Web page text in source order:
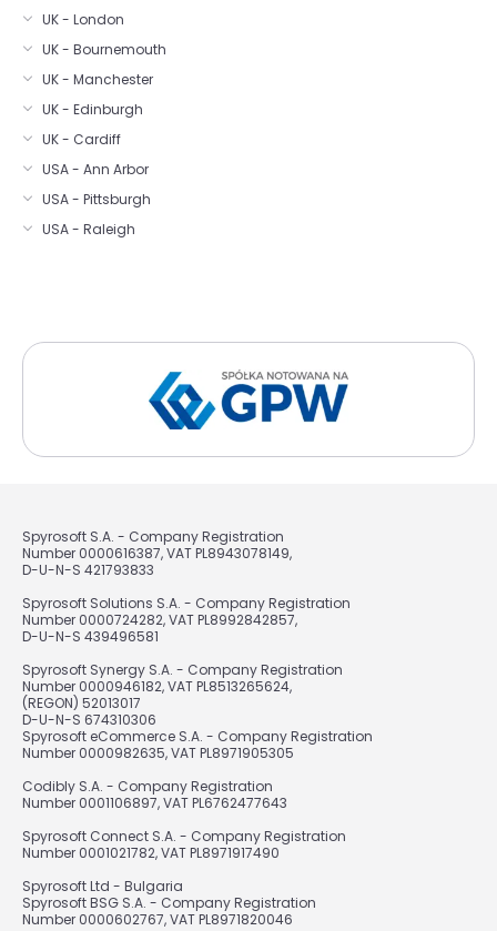
UK - London
UK - Bournemouth
UK - Manchester
UK - Edinburgh
UK - Cardiff
USA - Ann Arbor
USA - Pittsburgh
USA - Raleigh
Spyrosoft S.A. - Company Registration
Number 0000616387, VAT PL8943078149,
D-U-N-S 421793833
Spyrosoft Solutions S.A. - Company Registration
Number 0000724282, VAT PL8992842857,
D-U-N-S 439496581
Spyrosoft Synergy S.A. - Company Registration
Number 0000946182, VAT PL8513265624,
(REGON) 52013017
D-U-N-S 674310306
Spyrosoft eCommerce S.A. - Company Registration
Number 0000982635, VAT PL8971905305
Codibly S.A. - Company Registration
Number 0001106897, VAT PL6762477643
Spyrosoft Connect S.A. - Company Registration
Number 0001021782, VAT PL8971917490
Spyrosoft Ltd - Bulgaria
Spyrosoft BSG S.A. - Company Registration
Number 0000602767, VAT PL8971820046